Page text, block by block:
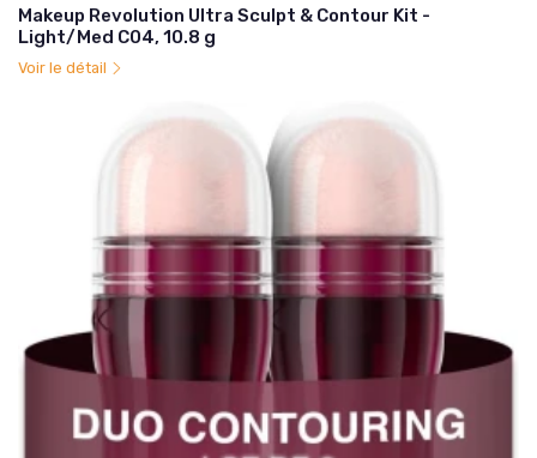
Makeup Revolution Ultra Sculpt & Contour Kit -
Light/Med C04, 10.8 g
Voir le détail